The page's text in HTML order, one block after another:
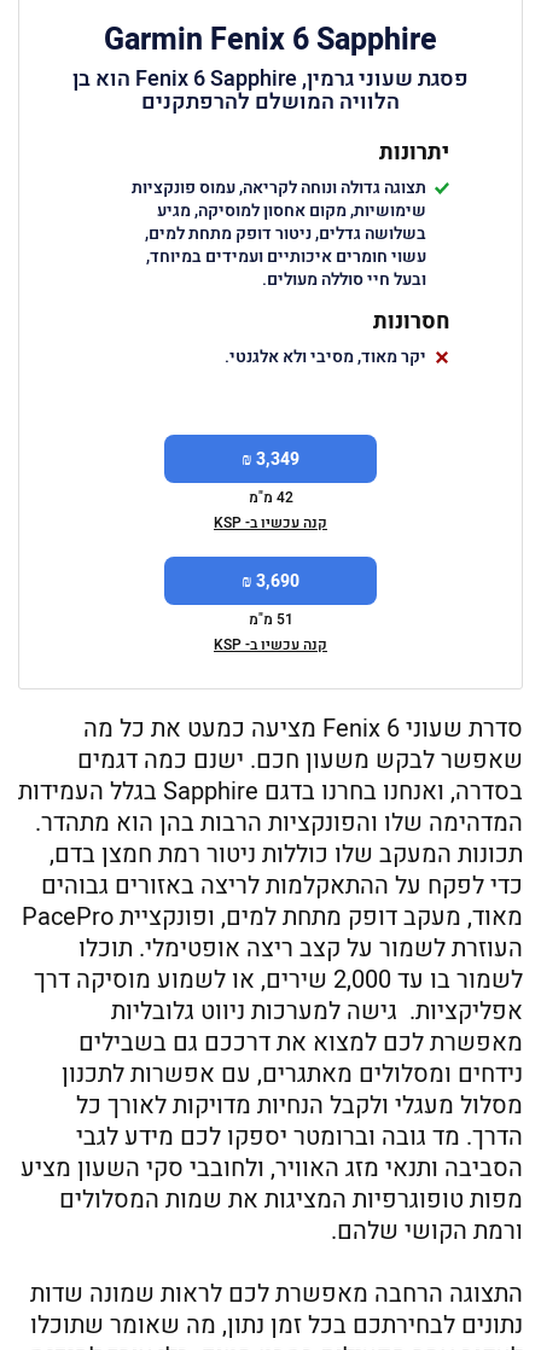
Garmin Fenix 6 Sapphire
פסגת שעוני גרמין, Fenix 6 Sapphire הוא בן
הלוויה המושלם להרפתקנים
יתרונות
תצוגה גדולה ונוחה לקריאה, עמוס פונקציות
שימושיות, מקום אחסון למוסיקה, מגיע
בשלושה גדלים, ניטור דופק מתחת למים,
עשוי חומרים איכותיים ועמידים במיוחד,
ובעל חיי סוללה מעולים.
חסרונות
יקר מאוד, מסיבי ולא אלגנטי.
3,349 ₪
42 מ"מ
קנה עכשיו ב- KSP
3,690 ₪
51 מ"מ
קנה עכשיו ב- KSP
סדרת שעוני Fenix 6 מציעה כמעט את כל מה
שאפשר לבקש משעון חכם. ישנם כמה דגמים
בסדרה, ואנחנו בחרנו בדגם Sapphire בגלל העמידות
המדהימה שלו והפונקציות הרבות בהן הוא מתהדר.
תכונות המעקב שלו כוללות ניטור רמת חמצן בדם,
כדי לפקח על ההתאקלמות לריצה באזורים גבוהים
מאוד, מעקב דופק מתחת למים, ופונקציית PacePro
העוזרת לשמור על קצב ריצה אופטימלי. תוכלו
לשמור בו עד 2,000 שירים, או לשמוע מוסיקה דרך
אפליקציות. גישה למערכות ניווט גלובליות
מאפשרת לכם למצוא את דרככם גם בשבילים
נידחים ומסלולים מאתגרים, עם אפשרות לתכנון
מסלול מעגלי ולקבל הנחיות מדויקות לאורך כל
הדרך. מד גובה וברומטר יספקו לכם מידע לגבי
הסביבה ותנאי מזג האוויר, ולחובבי סקי השעון מציע
מפות טופוגרפיות המציגות את שמות המסלולים
ורמת הקושי שלהם.
התצוגה הרחבה מאפשרת לכם לראות שמונה שדות
נתונים לבחירתכם בכל זמן נתון, מה שאומר שתוכלו